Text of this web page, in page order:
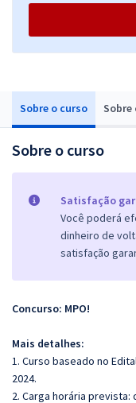
Sobre o curso Sobre
Sobre o curso
Satisfação
Você poderá
dinheiro de
satisfação
Concurso: MPO!
Mais detalhes:
1. Curso baseado no
2024.
2. Carga horária prevista: